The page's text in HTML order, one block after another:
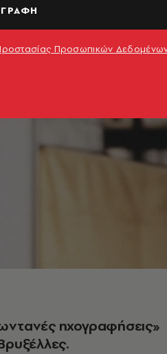
ηχογραφήσεις»
Προστασίας Προσωπικών